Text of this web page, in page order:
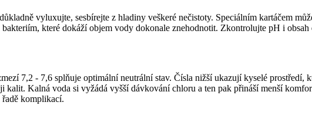
vyluxujte, sesbírejte z hladiny veškeré nečistoty. Speciálním kartáčem
které dokáží objem vody dokonale znehodnotit. Zkontrolujte pH i obsah
7,2 - 7,6 splňuje optimální neutrální stav. Čísla nižší ukazují kyselé
kalit. Kalná voda si vyžádá vyšší dávkování chloru a ten pak přináší menší
komplikací.